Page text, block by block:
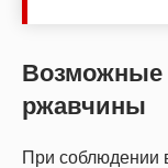
Возможные
ржавчины
При соблюдении